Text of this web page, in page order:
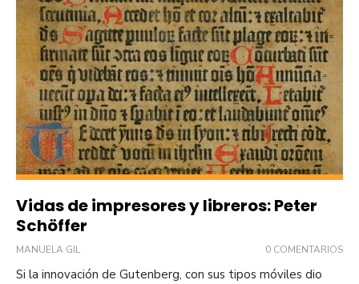
Vidas de impresores y libreros: Peter
Schöffer
MANUELA GIL 0 COMENTARIOS
Si la innovación de Gutenberg, con sus tipos móviles dio